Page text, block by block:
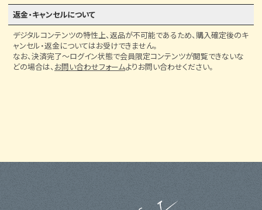
返金・キャンセルについて
デジタルコンテンツの特性上、返品が不可能であるため、購入確定後のキ
ャンセル・返金についてはお受けできません。
なお、決済完了〜ログイン状態で会員限定コンテンツが閲覧できないな
どの場合は、 お問い合わせフォームよりお問い合わせください。